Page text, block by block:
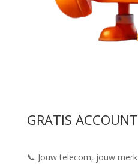
GRATIS ACCOUNT
📞 Jouw telecom, jouw merk